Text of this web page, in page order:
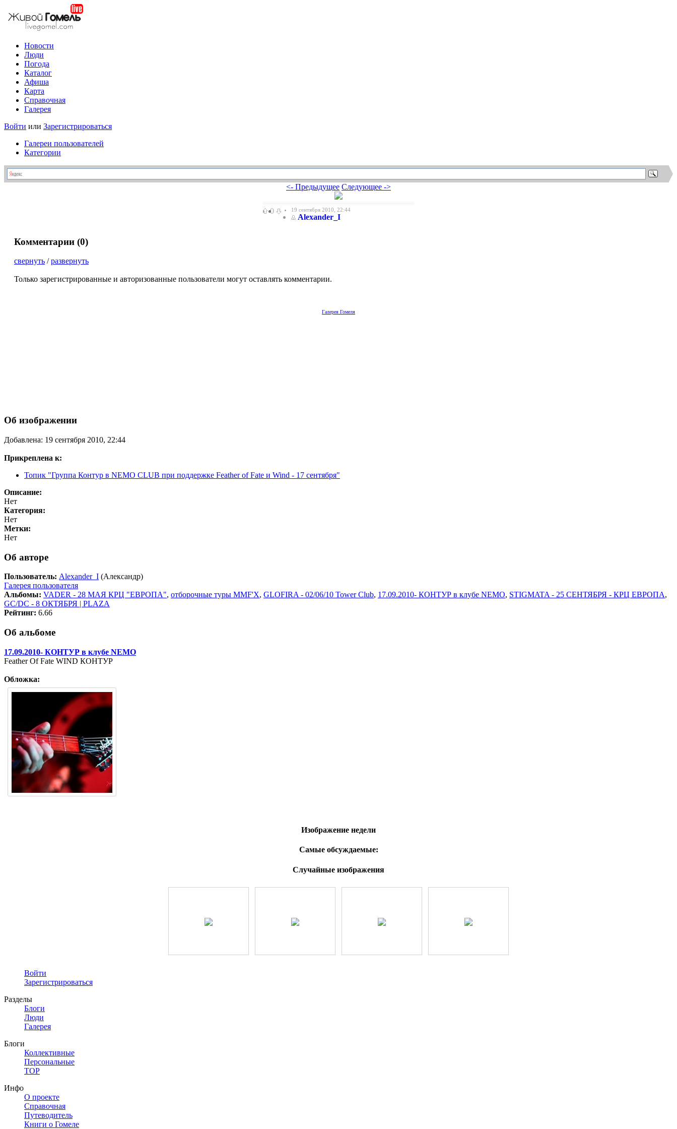
Новости
Люди
Погода
Каталог
Афиша
Карта
Справочная
Галерея
Войти или Зарегистрироваться
Галереи пользователей
Категории
<- Предыдущее Следующее ->
0 19 сентября 2010, 22:44
Alexander_I
Комментарии (0)
свернуть /развернуть
Только зарегистрированные и авторизованные пользователи могут оставлять комментарии.
Галерея Гомеля
Об изображении
Добавлена: 19 сентября 2010, 22:44
Прикреплена к:
Топик "Группа Контур в NEMO CLUB при поддержке Feather of Fate и Wind - 17 сентября"
Описание:
Нет
Категория:
Нет
Метки:
Нет
Об авторе
Пользователь: Alexander_I (Александр)
Галерея пользователя
Альбомы: VADER - 28 МАЯ КРЦ "ЕВРОПА", отборочные туры MMF'X, GLOFIRA - 02/06/10 Tower Club, 17.09.2010- КОНТУР в клубе NEMO, STIGMATA - 25 СЕНТЯБРЯ - КРЦ ЕВРОПА,
GC/DC - 8 ОКТЯБРЯ | PLAZA
Рейтинг: 6.66
Об альбоме
17.09.2010- КОНТУР в клубе NEMO
Feather Of Fate WIND КОНТУР
Обложка:
Изображение недели
Самые обсуждаемые:
Случайные изображения
Войти
Зарегистрироваться
Разделы
Блоги
Люди
Галерея
Блоги
Коллективные
Персональные
TOP
Инфо
О проекте
Справочная
Путеводитель
Книги о Гомеле